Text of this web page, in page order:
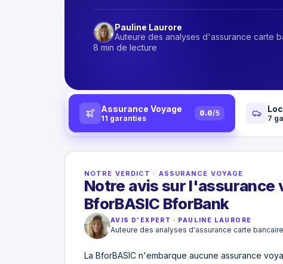
Pauline Laurore
Auteure des analyses d'assurance carte
8 min de lecture
Assurance Voyage
11 garanties
0.0/5
7
NOTRE VERDICT · ASSURANCE VOYAGE
Notre avis sur l'assurance
BforBASIC BforBank
AVIS D'EXPERT · PAULINE LAURORE
Auteure des analyses d'assurance carte
La BforBASIC n'embarque aucune assurance